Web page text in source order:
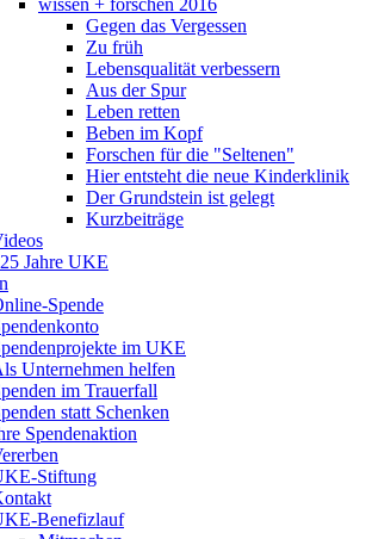
wissen + forschen 2016
Gegen das Vergessen
Zu früh
Lebensqualität verbessern
Aus der Spur
Leben retten
Beben im Kopf
Forschen für die "Seltenen"
Hier entsteht die neue Kinderklinik
Der Grundstein ist gelegt
Kurzbeiträge
Jahre UKE
Spende
im UKE
Unternehmen helfen
im Trauerfall
statt Schenken
Spendenaktion
Stiftung
Benefizlauf